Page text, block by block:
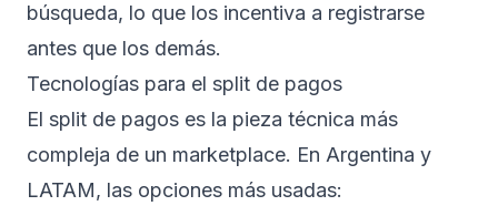
búsqueda, lo que los incentiva a registrarse
antes que los demás.
Tecnologías para el split de pagos
El split de pagos es la pieza técnica más
compleja de un marketplace. En Argentina y
LATAM, las opciones más usadas: